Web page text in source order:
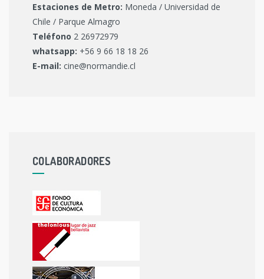
Estaciones de Metro: Moneda / Universidad de
Chile / Parque Almagro
Teléfono 2 26972979
whatsapp: +56 9 66 18 18 26
E-mail: cine@normandie.cl
COLABORADORES